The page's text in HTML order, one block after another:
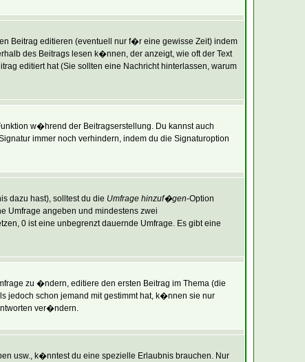
Beitrag editieren (eventuell nur f�r eine gewisse Zeit) indem
des Beitrags lesen k�nnen, der anzeigt, wie oft der Text
editiert hat (Sie sollten eine Nachricht hinterlassen, warum
w�hrend der Beitragserstellung. Du kannst auch
immer noch verhindern, indem du die Signaturoption
dazu hast), solltest du die Umfrage hinzuf�gen-Option
Umfrage angeben und mindestens zwei
0 ist eine unbegrenzt dauernde Umfrage. Es gibt eine
zu �ndern, editiere den ersten Beitrag im Thema (die
jedoch schon jemand mit gestimmt hat, k�nnen sie nur
ver�ndern.
usw., k�nntest du eine spezielle Erlaubnis brauchen. Nur